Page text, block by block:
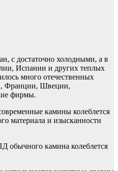
с достаточно холодными, а в
Испании и других теплых
много отечественных
Франции, Швеции,
фирмы.
камины колеблется
материала и изысканности
обычного камина колеблется